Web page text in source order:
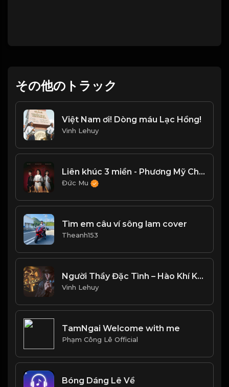
その他のトラック
Việt Nam ơi! Dòng máu Lạc Hồng!
Vinh Lehuy
Liên khúc 3 miền - Phương Mỹ Chi ft Nhật Bùi ft Phương Duyên
Đức Mu
Tìm em câu ví sông lam cover
Theanh153
Người Thầy Đặc Tình – Hào Khí Không Phai
Vinh Lehuy
TamNgai Welcome with me
Phạm Công Lê Official
Bóng Dáng Lê Về